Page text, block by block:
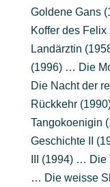
Goldene Gans
Koffer des
Landärztin
(1996) … Die
Die Nacht der
Rückkehr
Tangokoenigin
Geschichte II
III (1994) …
… Die weisse